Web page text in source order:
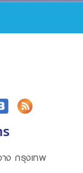
ง กรุงเทพ